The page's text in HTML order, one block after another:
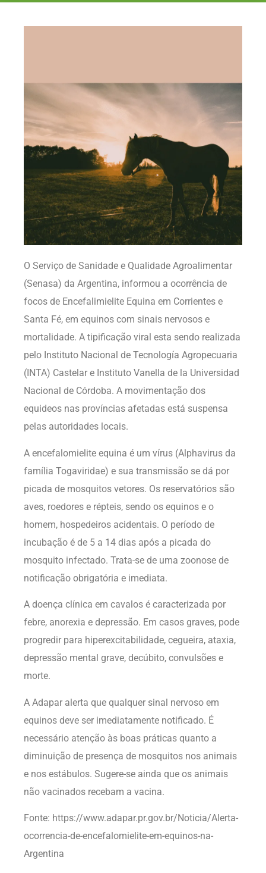
O Serviço de Sanidade e Qualidade Agroalimentar
(Senasa) da Argentina, informou a ocorrência de
focos de Encefalimielite Equina em Corrientes e
Santa Fé, em equinos com sinais nervosos e
mortalidade. A tipificação viral esta sendo realizada
pelo Instituto Nacional de Tecnología Agropecuaria
(INTA) Castelar e Instituto Vanella de la Universidad
Nacional de Córdoba. A movimentação dos
equideos nas províncias afetadas está suspensa
pelas autoridades locais.
A encefalomielite equina é um vírus (Alphavirus da
família Togaviridae) e sua transmissão se dá por
picada de mosquitos vetores. Os reservatórios são
aves, roedores e répteis, sendo os equinos e o
homem, hospedeiros acidentais. O período de
incubação é de 5 a 14 dias após a picada do
mosquito infectado. Trata-se de uma zoonose de
notificação obrigatória e imediata.
A doença clínica em cavalos é caracterizada por
febre, anorexia e depressão. Em casos graves, pode
progredir para hiperexcitabilidade, cegueira, ataxia,
depressão mental grave, decúbito, convulsões e
morte.
A Adapar alerta que qualquer sinal nervoso em
equinos deve ser imediatamente notificado. É
necessário atenção às boas práticas quanto a
diminuição de presença de mosquitos nos animais
e nos estábulos. Sugere-se ainda que os animais
não vacinados recebam a vacina.
Fonte: https://www.adapar.pr.gov.br/Noticia/Alerta-
ocorrencia-de-encefalomielite-em-equinos-na-
Argentina